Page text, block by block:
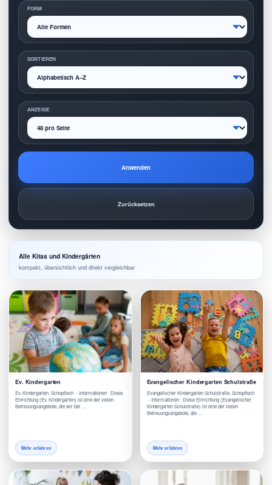
FORM
SORTIEREN
ANZEIGE
Anwenden
Zurücksetzen
Alle Kitas und Kindergärten
kompakt, übersichtlich und direkt vergleichbar
Ev. Kindergarten
Ev. Kindergarten, Schopfloch - Informationen Diese
Einrichtung (Ev. Kindergarten) ist eine der vielen
Betreuungsangebote, die wir bei …
Mehr erfahren
Evangelischer Kindergarten Schulstraße
Evangelischer Kindergarten Schulstraße, Schopfloch
- Informationen Diese Einrichtung (Evangelischer
Kindergarten Schulstraße) ist eine der vielen
Betreuungsangebote, die …
Mehr erfahren